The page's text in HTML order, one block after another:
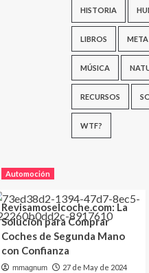
HISTORIA
LIBROS META
MÚSICA
RECURSOS
WTF?
Automoción
Revisamoselcoche.com: La
Solución para Comprar
Coches de Segunda Mano
con Confianza
mmagnum 27 de May de 2024